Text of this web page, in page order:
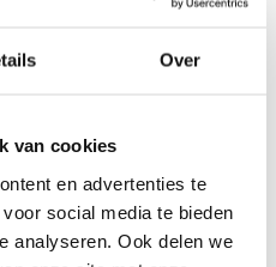
Over
van cookies
en advertenties te
social media te bieden
analyseren. Ook delen we
het geboortebord
en formaten
hoog of 90cm
maten kun je zelf
afstemmen
verschillende